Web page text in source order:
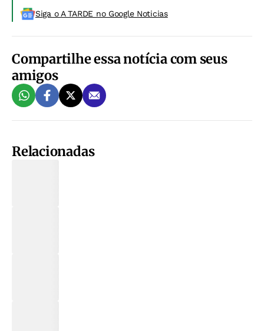
Siga o A TARDE no Google Noticias
Compartilhe essa notícia com seus
amigos
Relacionadas